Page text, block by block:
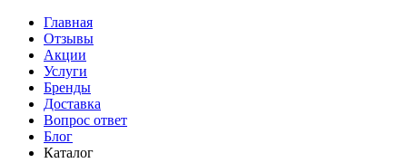
Главная
Отзывы
Акции
Услуги
Бренды
Доставка
Вопрос ответ
Блог
Каталог